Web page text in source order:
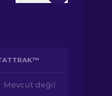
Mevcut değil